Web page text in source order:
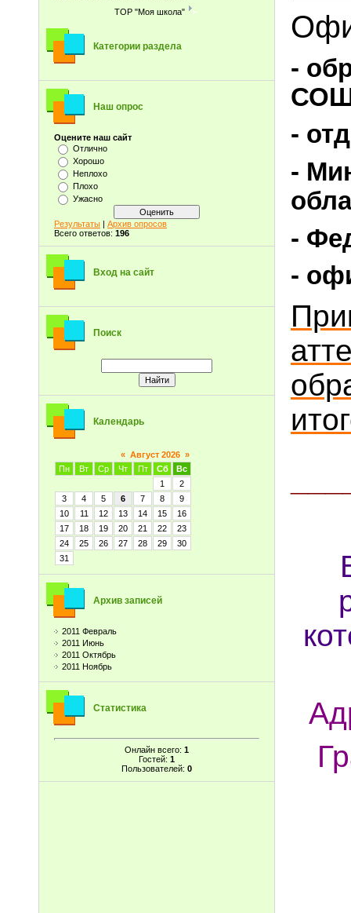
ТОР "Моя школа"
Категории раздела
Наш опрос
Оцените наш сайт
Отлично
Хорошо
Неплохо
Плохо
Ужасно
Результаты | Архив опросов
Всего ответов: 196
Вход на сайт
Поиск
Календарь
« Август 2026 »
Пн
Вт Ср Чт Пт Сб
Вс
1
2
3
4 5 6 7 8
9
10
11 12 13 14 15
16
17
18 19 20 21 22
23
24
25 26 27 28 29
30
31
Архив записей
2011 Февраль
2011 Июнь
2011 Октябрь
2011 Ноябрь
Статистика
Онлайн всего: 1
Гостей: 1
Пользователей: 0
-
-
-
-
-